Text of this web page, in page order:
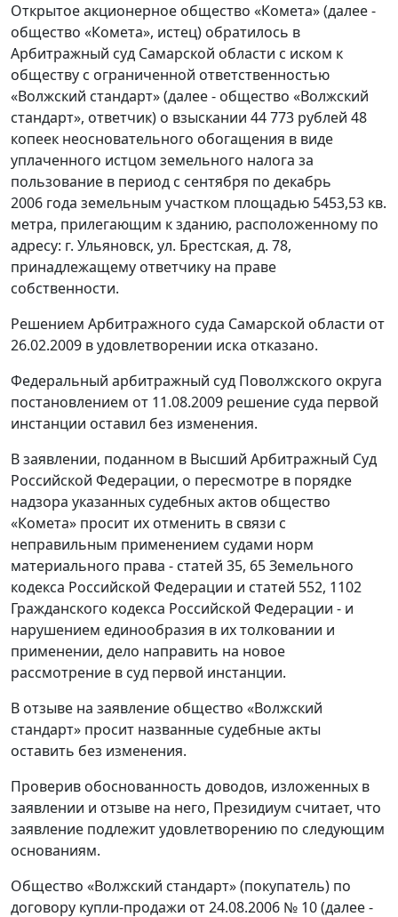
Открытое акционерное общество «Комета» (далее -
общество «Комета», истец) обратилось в
Арбитражный суд Самарской области с иском к
обществу с ограниченной ответственностью
«Волжский стандарт» (далее - общество «Волжский
стандарт», ответчик) о взыскании 44 773 рублей 48
копеек неосновательного обогащения в виде
уплаченного истцом земельного налога за
пользование в период с сентября по декабрь
2006 года земельным участком площадью 5453,53 кв.
метра, прилегающим к зданию, расположенному по
адресу: г. Ульяновск, ул. Брестская, д. 78,
принадлежащему ответчику на праве
собственности.
Решением Арбитражного суда Самарской области от
26.02.2009 в удовлетворении иска отказано.
Федеральный арбитражный суд Поволжского округа
постановлением от 11.08.2009 решение суда первой
инстанции оставил без изменения.
В заявлении, поданном в Высший Арбитражный Суд
Российской Федерации, о пересмотре в порядке
надзора указанных судебных актов общество
«Комета» просит их отменить в связи с
неправильным применением судами норм
материального права - статей 35, 65 Земельного
кодекса Российской Федерации и статей 552, 1102
Гражданского кодекса Российской Федерации - и
нарушением единообразия в их толковании и
применении, дело направить на новое
рассмотрение в суд первой инстанции.
В отзыве на заявление общество «Волжский
стандарт» просит названные судебные акты
оставить без изменения.
Проверив обоснованность доводов, изложенных в
заявлении и отзыве на него, Президиум считает, что
заявление подлежит удовлетворению по следующим
основаниям.
Общество «Волжский стандарт» (покупатель) по
договору купли-продажи от 24.08.2006 № 10 (далее -